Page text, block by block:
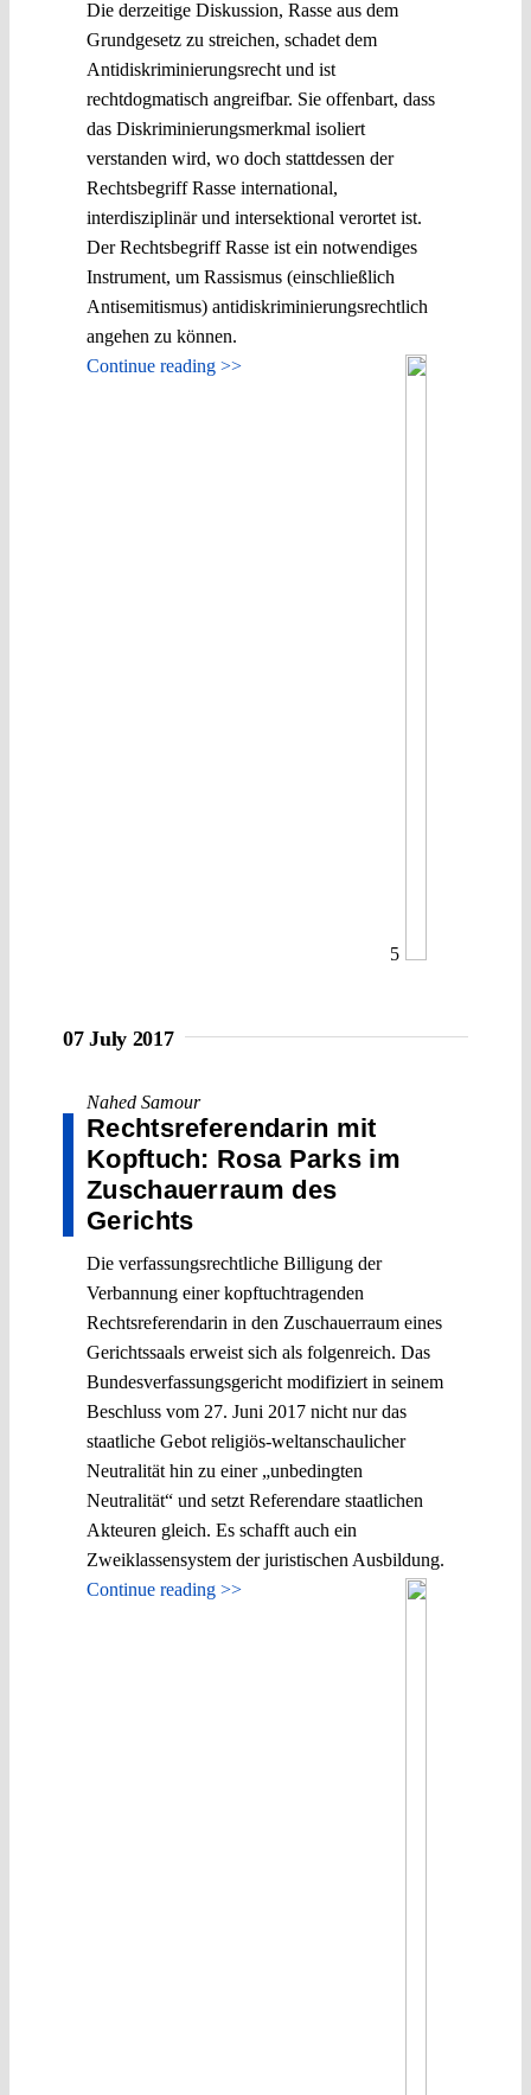
Die derzeitige Diskussion, Rasse aus dem
Grundgesetz zu streichen, schadet dem
Antidiskriminierungsrecht und ist
rechtdogmatisch angreifbar. Sie offenbart, dass
das Diskriminierungsmerkmal isoliert
verstanden wird, wo doch stattdessen der
Rechtsbegriff Rasse international,
interdisziplinär und intersektional verortet ist.
Der Rechtsbegriff Rasse ist ein notwendiges
Instrument, um Rassismus (einschließlich
Antisemitismus) antidiskriminierungsrechtlich
angehen zu können.
Continue reading >>
5
07 July 2017
Nahed Samour
Rechtsreferendarin mit
Kopftuch: Rosa Parks im
Zuschauerraum des
Gerichts
Die verfassungsrechtliche Billigung der
Verbannung einer kopftuchtragenden
Rechtsreferendarin in den Zuschauerraum eines
Gerichtssaals erweist sich als folgenreich. Das
Bundesverfassungsgericht modifiziert in seinem
Beschluss vom 27. Juni 2017 nicht nur das
staatliche Gebot religiös-weltanschaulicher
Neutralität hin zu einer „unbedingten
Neutralität“ und setzt Referendare staatlichen
Akteuren gleich. Es schafft auch ein
Zweiklassensystem der juristischen Ausbildung.
Continue reading >>